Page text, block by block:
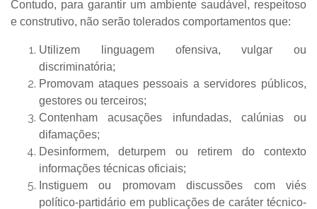
Contudo, para garantir um ambiente saudável, respeitoso
e construtivo, não serão tolerados comportamentos que:
Utilizem linguagem ofensiva, vulgar ou
discriminatória;
Promovam ataques pessoais a servidores públicos,
gestores ou terceiros;
Contenham acusações infundadas, calúnias ou
difamações;
Desinformem, deturpem ou retirem do contexto
informações técnicas oficiais;
Instiguem ou promovam discussões com viés
político-partidário em publicações de caráter técnico-